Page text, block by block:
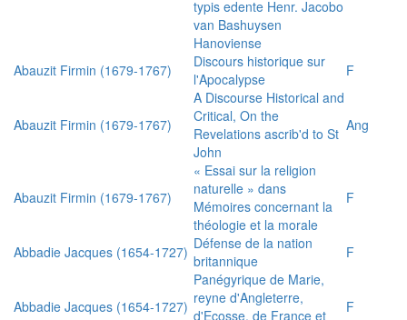
typis edente Henr. Jacobo
van Bashuysen
Hanoviense
Abauzit Firmin (1679-1767)
Discours historique sur
l'Apocalypse
F
Abauzit Firmin (1679-1767)
A Discourse Historical and
Critical, On the
Revelations ascrib'd to St
John
Ang
Abauzit Firmin (1679-1767)
« Essai sur la religion
naturelle » dans
Mémoires concernant la
théologie et la morale
F
Abbadie Jacques (1654-1727) Défense de la nation
britannique
F
Abbadie Jacques (1654-1727)
Panégyrique de Marie,
reyne d'Angleterre,
d'Ecosse, de France et
F